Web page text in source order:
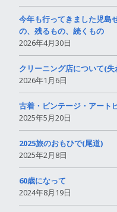
今年も行ってきました児島
の、残るもの、続くもの
2026年4月30日
クリーニング店について(失
2026年1月6日
古着・ビンテージ・アート
2025年5月20日
2025旅のおもひで(尾道)
2025年2月8日
60歳になって
2024年8月19日